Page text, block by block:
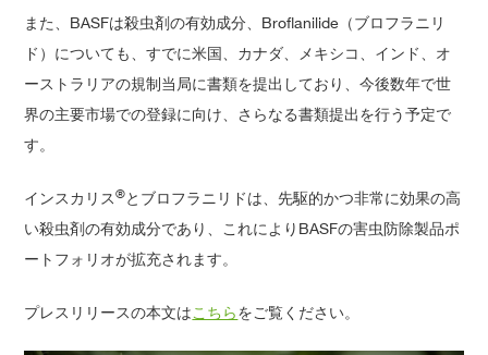
また、BASFは殺虫剤の有効成分、Broflanilide（ブロフラニリ
ド）についても、すでに米国、カナダ、メキシコ、インド、オ
ーストラリアの規制当局に書類を提出しており、今後数年で世
界の主要市場での登録に向け、さらなる書類提出を行う予定で
す。
インスカリス®とブロフラニリドは、先駆的かつ非常に効果の高
い殺虫剤の有効成分であり、これによりBASFの害虫防除製品ポ
ートフォリオが拡充されます。
プレスリリースの本文はこちらをご覧ください。